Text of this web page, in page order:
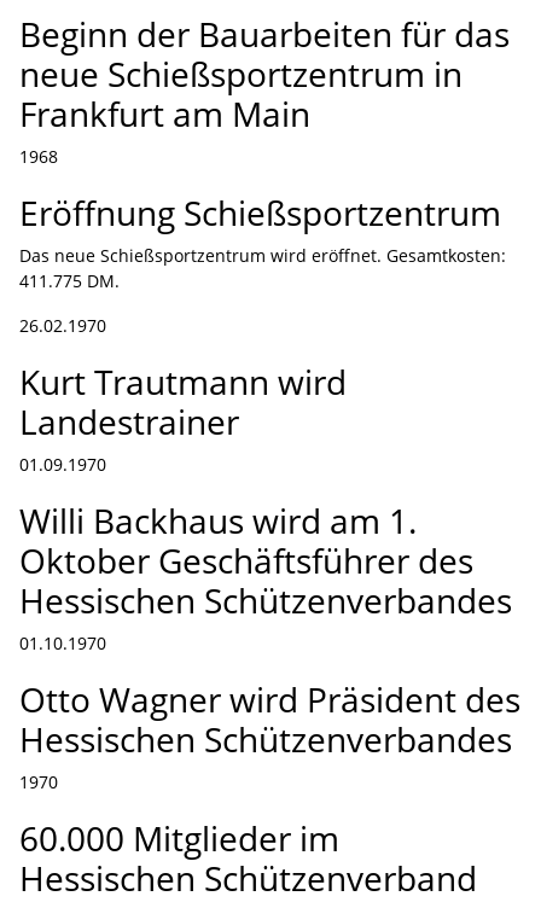
Beginn der Bauarbeiten für das
neue Schießsportzentrum in
Frankfurt am Main
1968
Eröffnung Schießsportzentrum
Das neue Schießsportzentrum wird eröffnet. Gesamtkosten:
411.775 DM.
26.02.1970
Kurt Trautmann wird
Landestrainer
01.09.1970
Willi Backhaus wird am 1.
Oktober Geschäftsführer des
Hessischen Schützenverbandes
01.10.1970
Otto Wagner wird Präsident des
Hessischen Schützenverbandes
1970
60.000 Mitglieder im
Hessischen Schützenverband